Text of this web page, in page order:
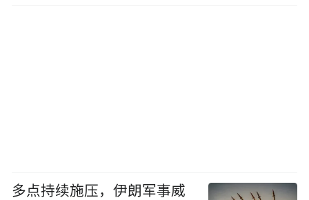
多点持续施压，伊朗军事威